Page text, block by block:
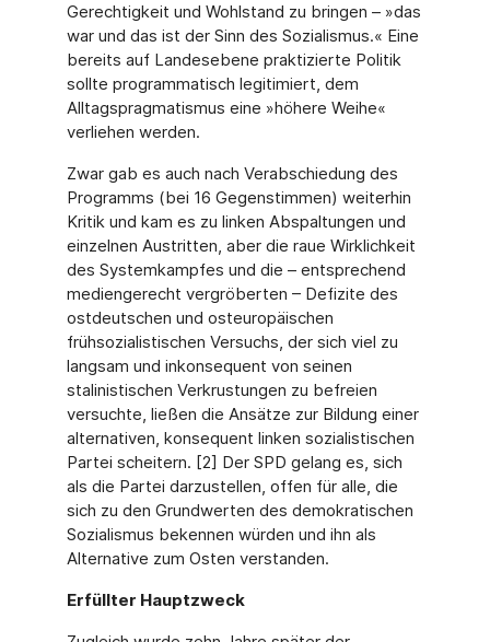
Gerechtigkeit und Wohlstand zu bringen – »das
war und das ist der Sinn des Sozialismus.« Eine
bereits auf Landesebene praktizierte Politik
sollte programmatisch legitimiert, dem
Alltagspragmatismus eine »höhere Weihe«
verliehen werden.
Zwar gab es auch nach Verabschiedung des
Programms (bei 16 Gegenstimmen) weiterhin
Kritik und kam es zu linken Abspaltungen und
einzelnen Austritten, aber die raue Wirklichkeit
des Systemkampfes und die – entsprechend
mediengerecht vergröberten – Defizite des
ostdeutschen und osteuropäischen
frühsozialistischen Versuchs, der sich viel zu
langsam und inkonsequent von seinen
stalinistischen Verkrustungen zu befreien
versuchte, ließen die Ansätze zur Bildung einer
alternativen, konsequent linken sozialistischen
Partei scheitern. [2] Der SPD gelang es, sich
als die Partei darzustellen, offen für alle, die
sich zu den Grundwerten des demokratischen
Sozialismus bekennen würden und ihn als
Alternative zum Osten verstanden.
Erfüllter Hauptzweck